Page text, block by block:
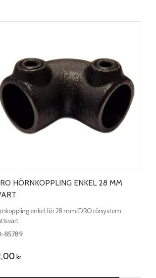
HÖRNKOPPLING ENKEL 28 MM
enkel för 28 mm IDRO rörsystem.
85789
kr